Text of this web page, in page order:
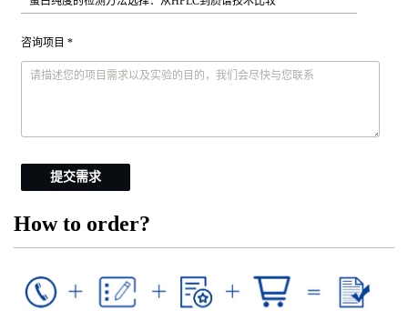
咨询项目 *
提交需求
How to order?